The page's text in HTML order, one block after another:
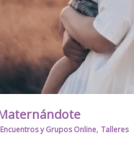
Encuentros y Grupos Online, Talleres